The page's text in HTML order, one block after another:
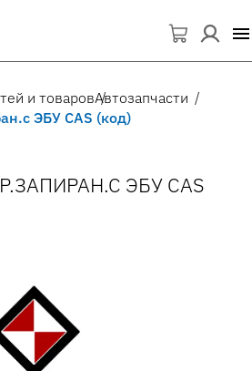
и товаровАвтозапчасти
ЭБУ CAS (код)
ЭБУ CAS